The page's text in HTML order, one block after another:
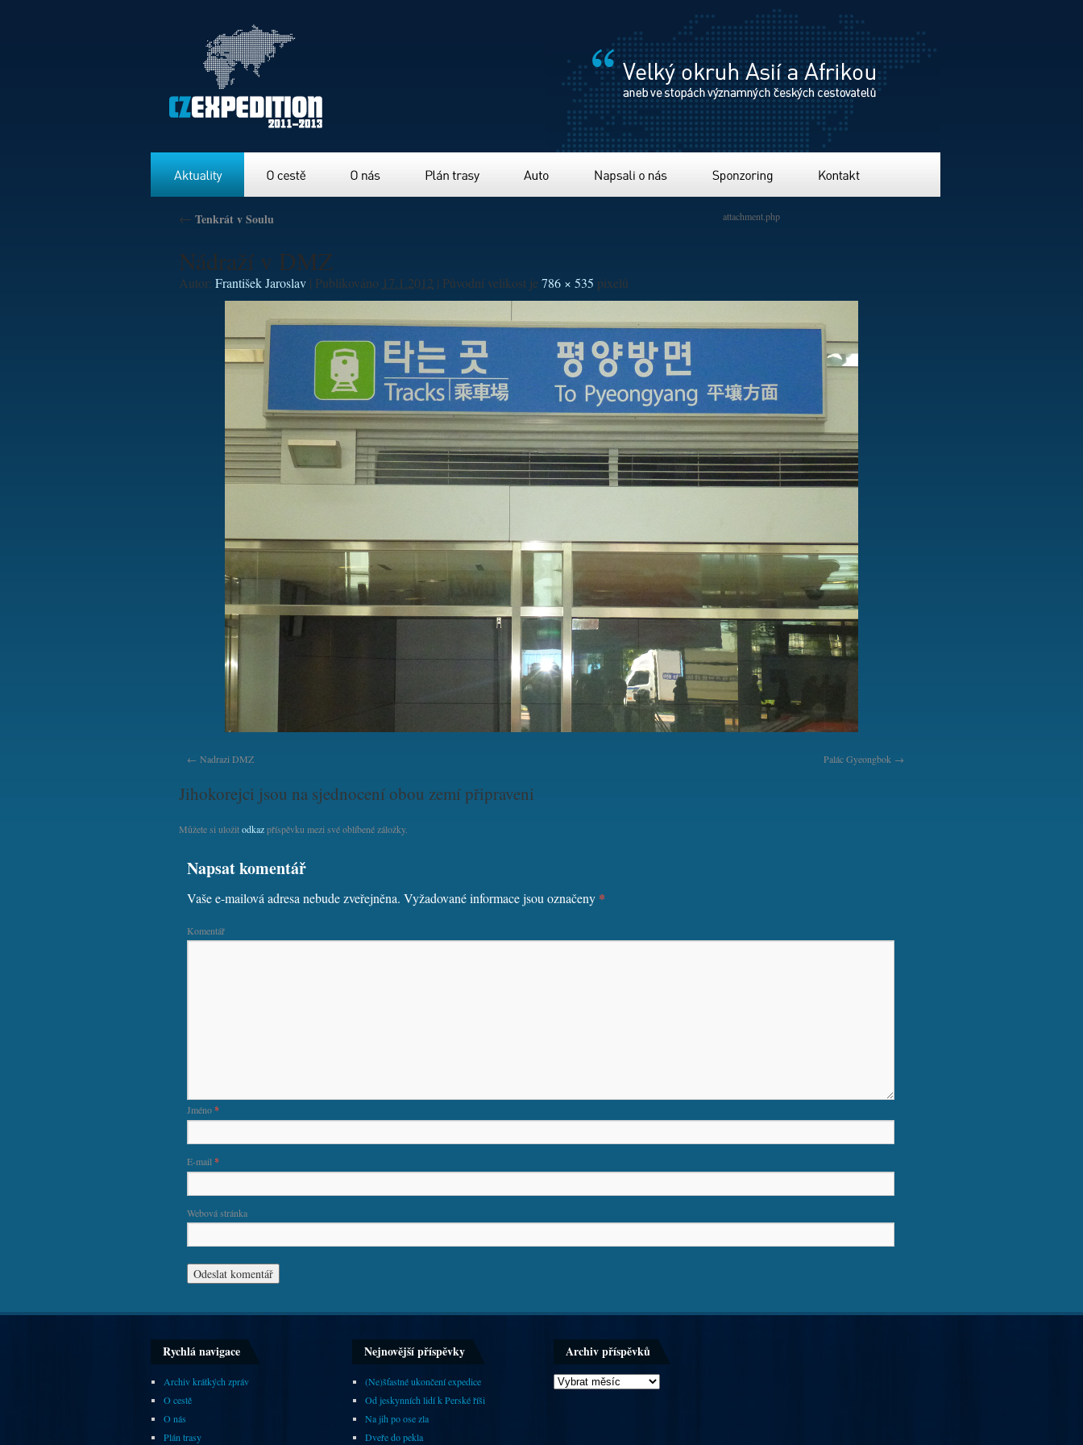
attachment.php
← Tenkrát v Soulu
Nádraží v DMZ
Autor: František Jaroslav | Publikováno 17.1.2012 | Původní velikost je 786 × 535 pixelů
Nadrazi DMZ Palác Gyeongbok
Jihokorejci jsou na sjednocení obou zemí připraveni
Můžete si uložitodkazpříspěvku mezi své oblíbené záložky.
Napsat komentář
Vaše e-mailová adresa nebude zveřejněna. Vyžadované informace jsou označeny *
Komentář
Jméno*
E-mail *
Webová stránka
Rychlá navigace
Archiv krátkých zpráv
O cestě
O nás
Plán trasy
Nejnovější příspěvky
(Ne)šťastné ukončení expedice
Od jeskynních lidí k Perské říši
Na jih po ose zla
Dveře do pekla
Archiv příspěvků